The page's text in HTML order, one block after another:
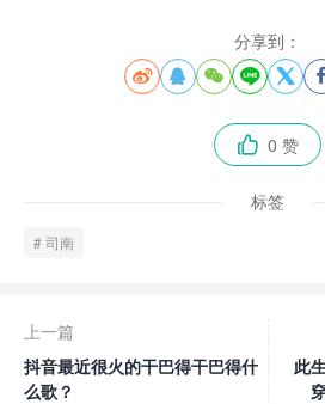
分享到：
     
 0 赞
标签
司南
上一篇
抖音最近很火的干巴得干巴得什
么歌？
此